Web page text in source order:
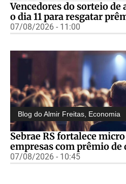
Vencedores do sorteio de
o dia 11 para resgatar
07/08/2026 - 11:00
Blog do Almir Freitas Economia
Sebrae RS fortalece
empresas com prêmio
07/08/2026 - 10:45